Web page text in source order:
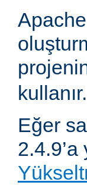
kullanır.
Eğer